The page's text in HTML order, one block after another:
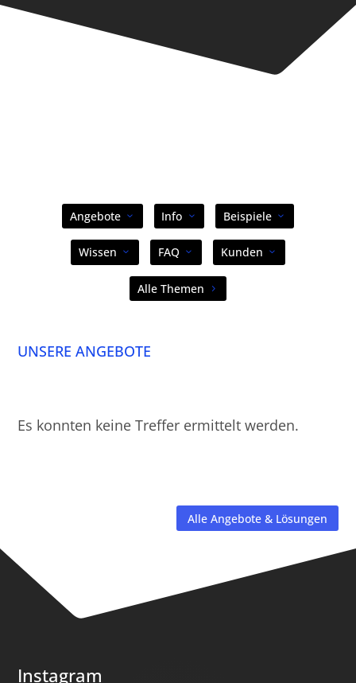
Angebote Info Beispiele
Wissen FAQ Kunden
Alle Themen
UNSERE ANGEBOTE
Es konnten keine Treffer ermittelt werden.
Alle Angebote & Lösungen
Instagram